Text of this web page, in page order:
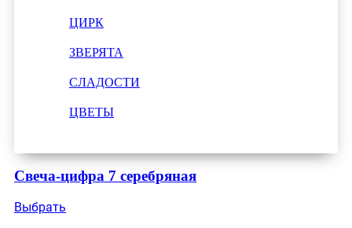
ЦИРК
ЗВЕРЯТА
СЛАДОСТИ
ЦВЕТЫ
Свеча-цифра 7 серебряная
Выбрать